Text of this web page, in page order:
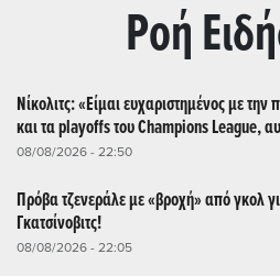
Ρoή
Νίκολιτς: «Είμαι ευχαριστημένος με την
και τα playoffs του Champions League,
08/08/2026 - 22:50
Πρόβα τζενεράλε με «βροχή» από γκολ
Γκατσίνοβιτς!
08/08/2026 - 22:05